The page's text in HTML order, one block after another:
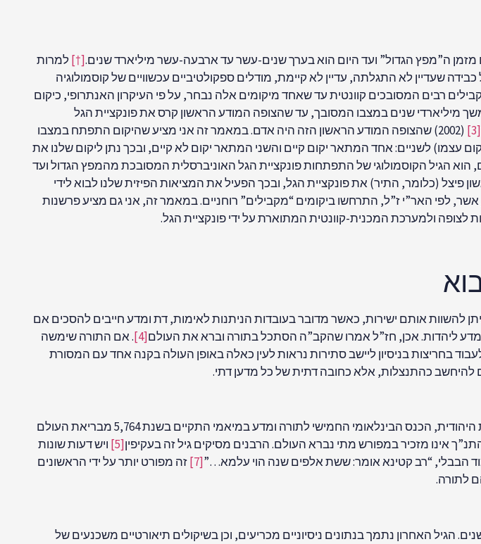
מזמן ה”מפץ הגדול” ועד היום הוא בערך שנים-עשר עד ארבעה-עשר מיליארד שנים.[†]למרות
שעדיין לא התגלתה, עדיין לא קיימת, מודלים ספקולטיביים עכשוויים של קוסמולוגיה
רבים המסובכים קוונטית עד שאחד מיקומים אלה נבחר, על פי העיקרון האנתרופי, כיקום
מיליארדי שנים במצבו המסובך, עד שהצופה המודע הראשון קרס את פונקציית הגל
[3]
(2002) שהצופה המודע הראשון הזה היה אדם. במאמר זה אני מציע שהיקום התפתח במצבו
עצמו) לשניים: אחד המתאר יקום קיים והשני המתאר יקום לא קיים, ובכך נתן ליקום שלנו את
הוא הגיל הקוסמולוגי של התפתחות פונקציית הגל האוניברסלית המסובכת מהמפץ הגדול ועד
פיצל (כלומר, התיר) את פונקציית הגל, ובכך הפעיל את המציאות הפיזית שלנו לבוא לידי
לפי האר”י ז”ל, התרחשו ביקומים “מקבילים” רוחניים. במאמר זה, אני גם מציע פרשנות
ולמערכת המכנית-קוונטית המתוארת על ידי פונקציית הגל.
להשוות אותם ישירות, כאשר מדובר בעובדות הניתנות לאימות, דת ומדע חייבים להסכים אם
ליהדות. אכן, חז”ל אמרו שהקב”ה הסתכל בתורה וברא את העולם[4]
. אם התורה שימשה
בחריצות בניסיון ליישב סתירות נראות לעין כאלה באופן העולה בקנה אחד עם המסורת
להיחשב כהתנצלות, אלא כחובה דתית של כל מדען דתי.
מכל הסתירות הנראות לעין בין מדע לדת, הבולטת ביותר היא שאלת גיל היקום. על פי המסורת היהודית, הכנס הבינלאומי החמישי לתורה ומדע במיאמי התקיים בשנת 5,764 מבריאת העולם
[5]
ויש דעות שונות
הבבלי, “רב קטינא אומר: ששת אלפים שנה הוי עלמא…”[7]
זה מפורט יותר על ידי הראשונים
לתורה.
האחרון נתמך בנתונים ניסיוניים מכריעים, וכן בשיקולים תיאורטיים משכנעים של